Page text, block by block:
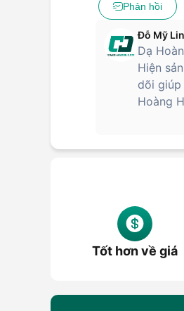
Phản hồi
Đỗ Mỹ
Dạ
Hiện
dõi giúp
Hoàng
Tốt hơn về giá